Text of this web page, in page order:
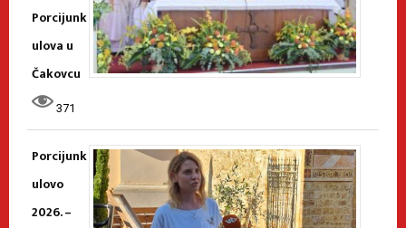
Porcijunk
ulova u
Čakovcu
371
Porcijunk
ulovo
2026. –